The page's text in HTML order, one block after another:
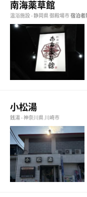
南海薬草館
温浴施設 - 静岡県 御殿場市宿泊者
小松湯
銭湯 - 神奈川県 川崎市